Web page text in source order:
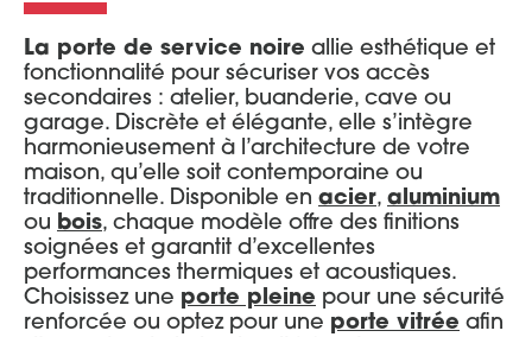
Portes d’entrée classiques
Portes d’entrée vitrées
Portes d'entrée pleines
PAR MATÉRIAU
Portes d’entrée Aluminium
Portes d’entrée Acier
Portes d’entrée Mixte Bois / Alu
Portes d’entrée Bois
RÉUSSIR MON PROJET
Conseils de pro
Normes & fiscalité
VIVRE AVEC SA PORTE
Entretien et réglages
La porte de service noire allie esthétique et
fonctionnalité pour sécuriser vos accès
secondaires : atelier, buanderie, cave ou
garage. Discrète et élégante, elle s’intègre
harmonieusement à l’architecture de votre
maison, qu’elle soit contemporaine ou
traditionnelle. Disponible en acier, aluminium
ou bois, chaque modèle offre des finitions
soignées et garantit d’excellentes
performances thermiques et acoustiques.
Choisissez une porte pleine pour une sécurité
renforcée ou optez pour une porte vitrée afin
Réinitialiser les filtres